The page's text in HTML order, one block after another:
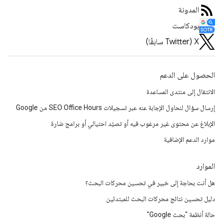
المدونة
بودكاست
‫X ‏(Twitter سابقًا)
الحصول على الدعم
الانتقال إلى منتدى المساعدة
إرسال سؤال لنحاول الإجابة عنه عبر تسجيلات SEO Office Hours من Google
الإبلاغ عن محتوى غير مرغوب فيه أو تصيّد احتيالي أو برامج ضارة
موارد الدعم الإضافية
الموارد
هل أنت بحاجة إلى خبير في تحسين محركات البحث؟
دليل تحسين نتائج محركات البحث للمبتدئين
حالة أنظمة "بحث Google"